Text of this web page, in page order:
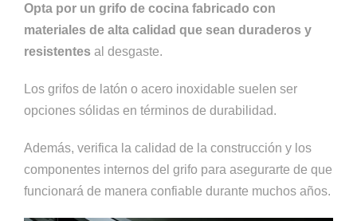
Opta por un grifo de cocina fabricado con
materiales de alta calidad que sean duraderos y
resistentes al desgaste.
Los grifos de latón o acero inoxidable suelen ser
opciones sólidas en términos de durabilidad.
Además, verifica la calidad de la construcción y los
componentes internos del grifo para asegurarte de que
funcionará de manera confiable durante muchos años.